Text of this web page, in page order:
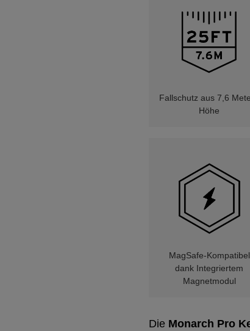
Fallschutz aus 7,6
Höhe
MagSafe-Kompatibel
dank Integriertem
Magnetmodul
Die Monarch Pro